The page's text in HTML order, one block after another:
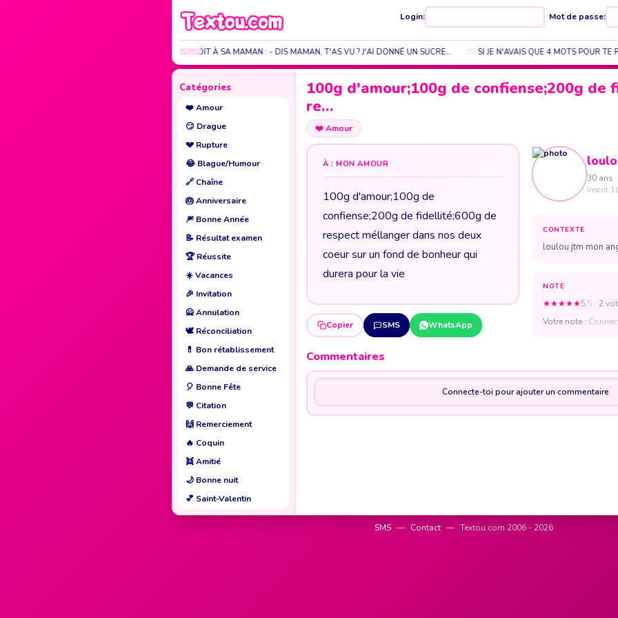
Login: Mot de passe:
C'EST TOTO QUI DIT À SA MAMAN : - DIS MAMAN, T'AS VU ? J'AI DONNÉ UN SUCRE… SI JE N'AVAIS QUE 4 MOTS POUR TE
Catégories
❤️Amour
😏 Drague
💔 Rupture
😂 Blague/Humour
🔗 Chaîne
🎂Anniversaire
🎆 Bonne Année
📝 Résultat examen
🏆Réussite
☀️Vacances
🎉 Invitation
🙅Annulation
🕊️ Réconciliation
💊 Bon rétablissement
🙏 Demande de service
🎈 Bonne Fête
💬 Citation
🙌 Remerciement
🔥 Coquin
👯Amitié
🌙 Bonne nuit
💕 Saint-Valentin
100g d'amour;100g de confiense;200g de
re…
❤️Amour
À : MON AMOUR
100g d'amour;100g de
confiense;200g de fidellité;600g de
respect méllanger dans nos deux
coeur sur un fond de bonheur qui
durera pour la vie
Copier SMS WhatsApp
30 ans
Inscrit
CONTEXTE
loulou jtm mon
NOTE
★★★★★5/5 · 2
Votre note :
Commentaires
Connecte-toi pour ajouter un commentaire
SMS — Contact — Textou.com 2006 - 2026